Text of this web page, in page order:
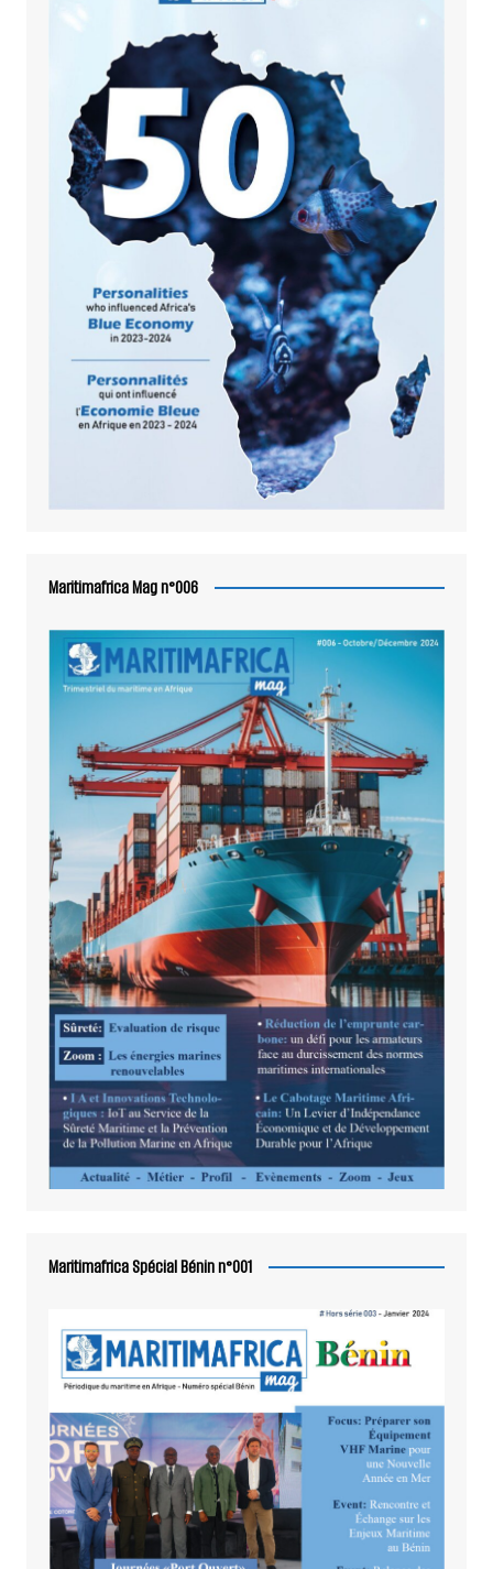
Maritimafrica Mag n°006
Maritimafrica Spécial Bénin n°001